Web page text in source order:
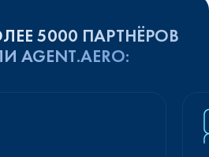
5000 ПАРТНЁРОВ
AGENT.AERO: